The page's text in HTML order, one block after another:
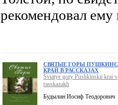
рекомендовал ему
СВЯТЫЕ ГОРЫ
КРАЙ В РАССКАЗАХ
Sviatye gory Pushkinskii krai v
rasskazakh
Будылин Иосиф Теодорович